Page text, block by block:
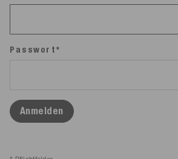
Passwort*
Anmelden